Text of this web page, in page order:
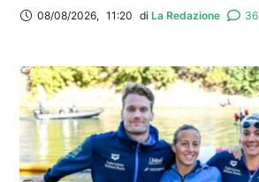
08/08/2026, 11:20 di La Redazione 36